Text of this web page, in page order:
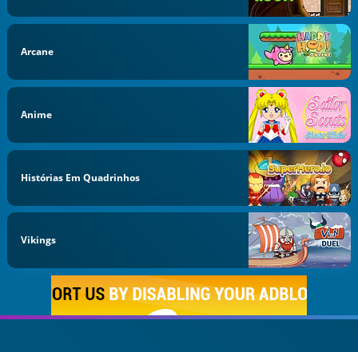
Arcane
Anime
Histórias Em Quadrinhos
Vikings